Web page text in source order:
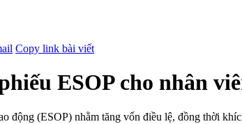
Copy link bài viết
ESOP cho nhân
động (ESOP) nhằm tăng vốn điều lệ, đồng thời